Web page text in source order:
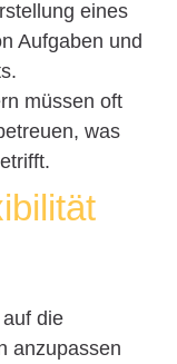
eines
Aufgaben und
müssen oft
was
die
anzupassen